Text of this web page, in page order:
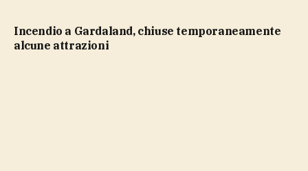
Incendio a Gardaland, chiuse temporaneamente
alcune attrazioni